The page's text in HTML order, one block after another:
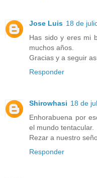
Jose Luis 18 de
Has sido y eres mi
muchos años.
Gracias y a seguir
Responder
Shirowhasi 18 de
Enhorabuena por
el mundo tentacular.
Rezar a nuestro
Responder